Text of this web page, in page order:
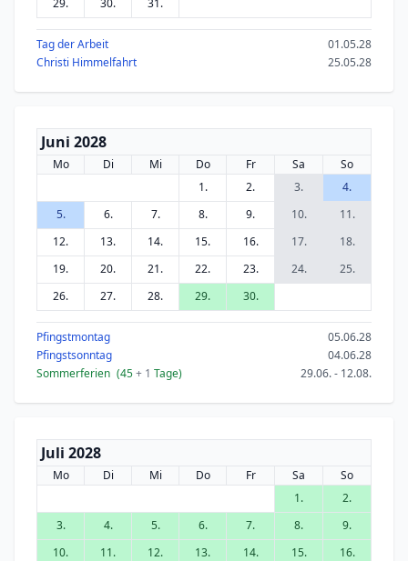
29.
30. 31.
Tag der Arbeit
01.05.28
Christi Himmelfahrt
25.05.28
Juni 2028
Mo Di Mi Do Fr Sa
So
1.
2. 3.
4.
5.
6. 7. 8. 9. 10.
11.
12.
13. 14. 15. 16. 17.
18.
19.
20. 21. 22. 23. 24.
25.
26.
27. 28. 29. 30.
Pfingstmontag
05.06.28
Pfingstsonntag
04.06.28
Sommerferien (45+ 1 Tage) 29.06. - 12.08.
Juli 2028
Mo Di Mi Do Fr Sa
So
1.
2.
3.
4. 5. 6. 7. 8.
9.
10.
11. 12. 13. 14. 15.
16.